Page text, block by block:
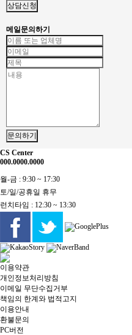
상담신청
메일문의하기
문의하기
CS Center
000.0000.0000
월-금 : 9:30 ~ 17:30
토/일/공휴일 휴무
런치타임 : 12:30 ~ 13:30
이용약관
개인정보처리방침
이메일 무단수집거부
책임의 한계와 법적고지
이용안내
환불문의
PC버전